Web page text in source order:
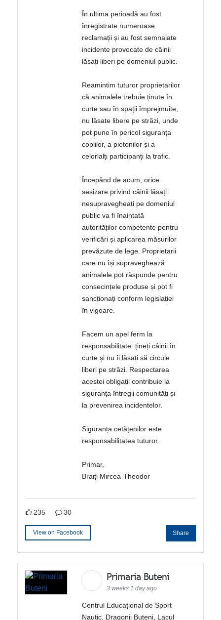
În ultima perioadă au fost
înregistrate numeroase
reclamații și au fost semnalate
incidente provocate de câinii
lăsați liberi pe domeniul public.
Reamintim tuturor proprietarilor
că animalele trebuie ținute în
curte sau în spații împrejmuite,
nu lăsate libere pe străzi, unde
pot pune în pericol siguranța
copiilor, a pietonilor și a
celorlalți participanți la trafic.
Începând de acum, orice
sesizare privind câinii lăsați
nesupravegheați pe domeniul
public va fi înaintată
autorităților competente pentru
verificări și aplicarea măsurilor
prevăzute de lege. Proprietarii
care nu își supraveghează
animalele pot răspunde pentru
consecințele produse și pot fi
sancționați conform legislației
în vigoare.
Facem un apel ferm la
responsabilitate: țineți câinii în
curte și nu îi lăsați să circule
liberi pe străzi. Respectarea
acestei obligații contribuie la
siguranța întregii comunități și
la prevenirea incidentelor.
Siguranța cetățenilor este
responsabilitatea tuturor.
Primar,
Braiți Mircea-Theodor
235 30
View on Facebook Share
Primaria Buteni
3 weeks 1 day ago
Centrul Educațional de Sport
Nautic, Dragonii Buteni, Lacul